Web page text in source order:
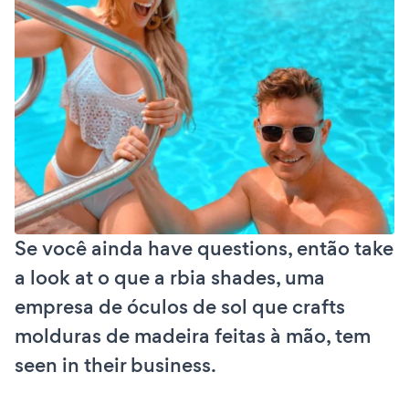
Se você ainda have questions, então take
a look at o que a rbia shades, uma
empresa de óculos de sol que crafts
molduras de madeira feitas à mão, tem
seen in their business.